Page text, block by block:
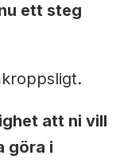
ett steg
att ni vill
göra i